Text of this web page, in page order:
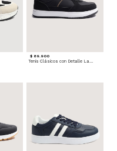
$ 89.900
Tenis Clásicos con Detalle Lateral